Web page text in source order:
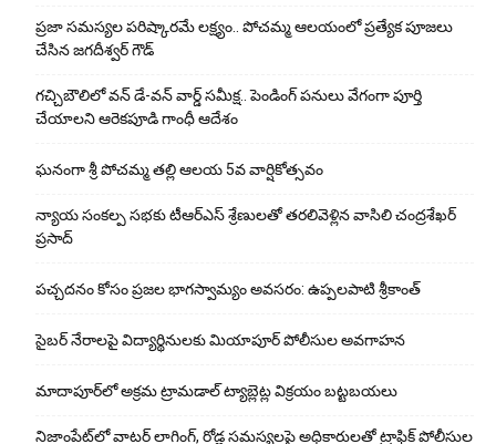
ప్రజా సమస్యల పరిష్కారమే లక్ష్యం.. పోచమ్మ ఆలయంలో ప్రత్యేక పూజలు
చేసిన జగదీశ్వర్ గౌడ్
గచ్చిబౌలిలో వన్ డే-వన్ వార్డ్ సమీక్ష.. పెండింగ్ పనులు వేగంగా పూర్తి
చేయాలని ఆరెకపూడి గాంధీ ఆదేశం
ఘ‌నంగా శ్రీ పోచమ్మ త‌ల్లి ఆలయ 5వ వార్షికోత్సవం
న్యాయ సంక‌ల్ప స‌భ‌కు టీఆర్ఎస్ శ్రేణుల‌తో త‌ర‌లివెళ్లిన వాసిలి చంద్ర‌శేఖ‌ర్
ప్ర‌సాద్
పచ్చదనం కోసం ప్రజల భాగస్వామ్యం అవసరం: ఉప్పలపాటి శ్రీకాంత్
సైబర్ నేరాలపై విద్యార్థినులకు మియాపూర్ పోలీసుల అవగాహన
మాదాపూర్‌లో అక్రమ ట్రామడాల్ ట్యాబ్లెట్ల విక్రయం బట్టబయలు
నిజాంపేట్‌లో వాటర్ లాగింగ్, రోడ్ల సమస్యలపై అధికారులతో ట్రాఫిక్ పోలీసుల